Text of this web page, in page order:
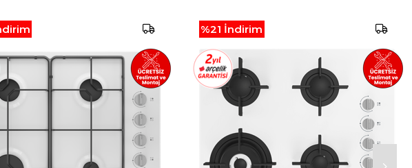
%21 İndirim